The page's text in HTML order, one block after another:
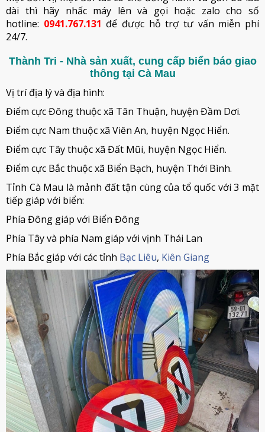
dài thì hãy nhấc máy lên và gọi hoặc zalo cho số
hotline: 0941.767.131 để được hỗ trợ tư vấn miễn phí
24/7.
Thành Tri - Nhà sản xuất, cung cấp biển báo giao
thông tại Cà Mau
Vị trí địa lý và địa hình:
Điểm cực Đông thuộc xã Tân Thuận, huyện Đầm Dơi.
Điểm cực Nam thuộc xã Viên An, huyện Ngọc Hiển.
Điểm cực Tây thuộc xã Đất Mũi, huyện Ngọc Hiển.
Điểm cực Bắc thuộc xã Biển Bạch, huyện Thới Bình.
Tỉnh Cà Mau là mảnh đất tận cùng của tổ quốc với 3 mặt
tiếp giáp với biển:
Phía Đông giáp với Biển Đông
Phía Tây và phía Nam giáp với vịnh Thái Lan
Phía Bắc giáp với các tỉnh Bạc Liêu, Kiên Giang